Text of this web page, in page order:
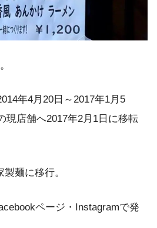
年4月20日～2017年1月5
現店舗へ2017年2月1日に移転
麺に移行。
ページ・Instagramで発